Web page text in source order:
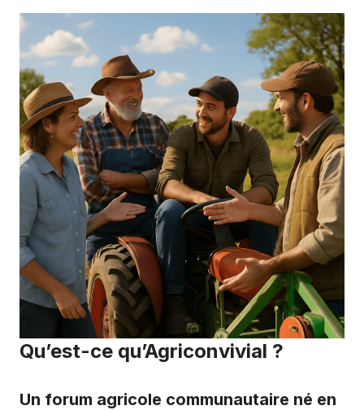
Qu’est-ce qu’Agriconvivial ?
Un forum agricole communautaire né en